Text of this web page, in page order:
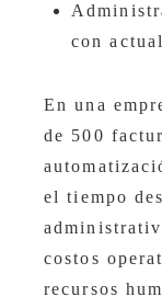
con
En una
de 500
el tiempo
costos
recursos